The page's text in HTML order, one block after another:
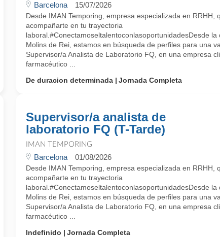
Barcelona 15/07/2026
Desde IMAN Temporing, empresa especializada en RRHH,
acompañarte en tu trayectoria
laboral.#ConectamoseltalentoconlasoportunidadesDesde la
Molins de Rei, estamos en búsqueda de perfiles para una
Supervisor/a Analista de Laboratorio FQ, en una empresa
farmacéutico ...
De duracion determinada
Jornada Completa
Supervisor/a analista de
laboratorio FQ (T-Tarde)
IMAN TEMPORING
Barcelona 01/08/2026
Desde IMAN Temporing, empresa especializada en RRHH,
acompañarte en tu trayectoria
laboral.#ConectamoseltalentoconlasoportunidadesDesde la
Molins de Rei, estamos en búsqueda de perfiles para una
Supervisor/a Analista de Laboratorio FQ, en una empresa
farmacéutico ...
Indefinido
Jornada Completa